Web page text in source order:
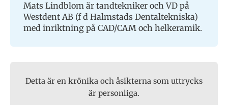
Mats Lindblom är tandtekniker och VD på
Westdent AB (f d Halmstads Dentaltekniska)
med inriktning på CAD/CAM och helkeramik.
Detta är en krönika och åsikterna som uttrycks
är personliga.